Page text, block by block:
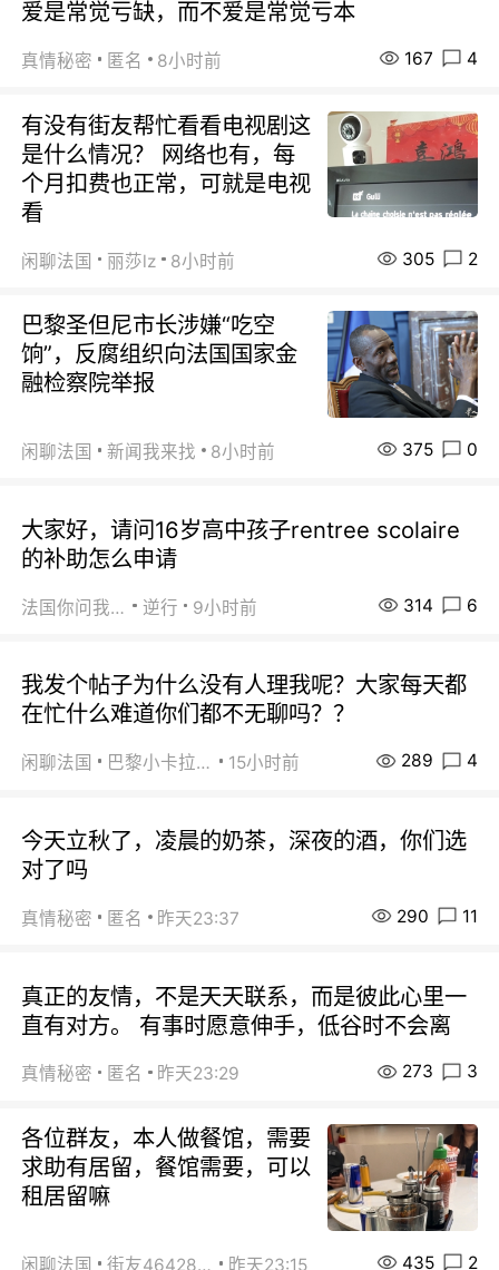
爱是常觉亏缺，而不爱是常觉亏本
真情秘密 匿名 8小时前 167 4
有没有街友帮忙看看电视剧这
是什么情况？ 网络也有，每
个月扣费也正常，可就是电视
看
闲聊法国 丽莎lz 8小时前 305 2
巴黎圣但尼市长涉嫌“吃空
饷”，反腐组织向法国国家金
融检察院举报
闲聊法国 新闻我来找 8小时前 375 0
大家好，请问16岁高中孩子rentree scolaire
的补助怎么申请
法国你问我答 逆行 9小时前 314 6
我发个帖子为什么没有人理我呢？大家每天都
在忙什么难道你们都不无聊吗？？
闲聊法国 巴黎小卡拉咪 15小时前 289 4
今天立秋了，凌晨的奶茶，深夜的酒，你们选
对了吗
真情秘密 匿名 昨天23:37 290 11
真正的友情，不是天天联系，而是彼此心里一
直有对方。 有事时愿意伸手，低谷时不会离
真情秘密 匿名 昨天23:29 273 3
各位群友，本人做餐馆，需要
求助有居留，餐馆需要，可以
租居留嘛
闲聊法国 街友46428878 昨天23:15 435 2